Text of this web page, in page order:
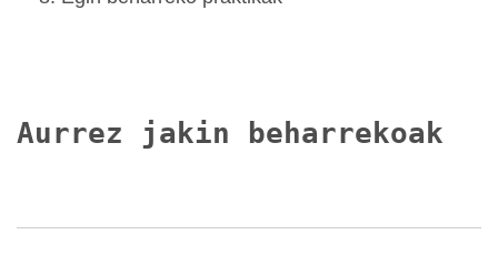
Aurrez jakin beharrekoak